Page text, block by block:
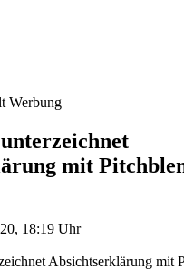
Werbung
mit
18:19 Uhr